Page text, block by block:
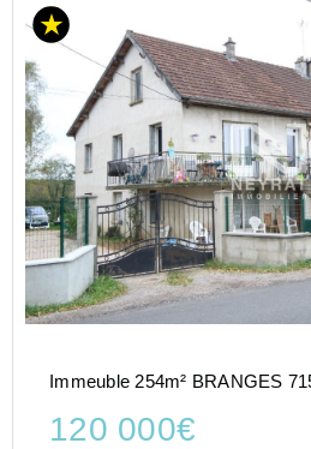
Immeuble 254m² BRANGES
120 000€